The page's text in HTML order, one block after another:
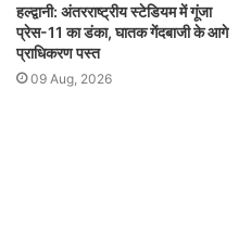
हल्द्वानी: अंतरराष्ट्रीय स्टेडियम में गूंजा
प्रेस-11 का डंका, घातक गेंदबाजी के आगे
प्राधिकरण पस्त
09 Aug, 2026